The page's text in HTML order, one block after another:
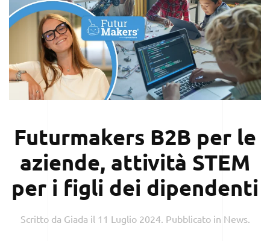
Futurmakers B2B per le
aziende, attività STEM
per i figli dei dipendenti
Scritto da Giada il 11 Luglio 2024. Pubblicato in News.